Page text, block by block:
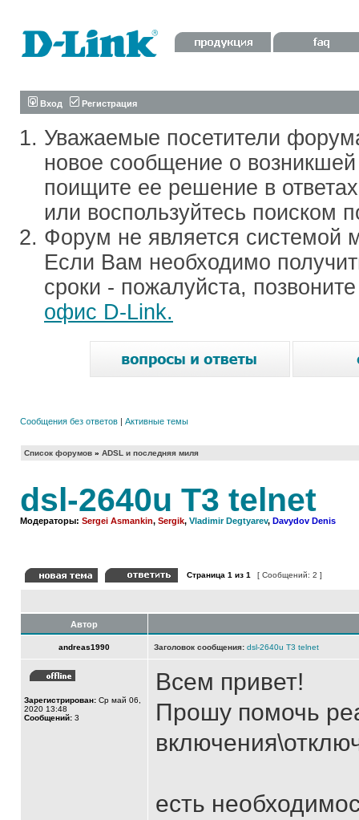
Вход Регистрация
Уважаемые посетители
новое сообщение о
поищите ее решение в
или воспользуйтесь поиском
Форум не является системой
Если Вам необходимо
сроки - пожалуйста,
офис D-Link.
Сообщения без ответов | Активные темы
Список форумов » ADSL и последняя миля
dsl-2640u T3 telnet
Модераторы: Sergei Asmankin, Sergik, Vladimir Degtyarev, Davydov Denis
Страница 1 из 1 [ Сообщений: 2 ]
Автор
andreas1990 Заголовок сообщения: dsl-2640u T3 telnet
Зарегистрирован: Ср май 06,
2020 13:48
Сообщений: 3
Всем привет!
Прошу помочь
есть